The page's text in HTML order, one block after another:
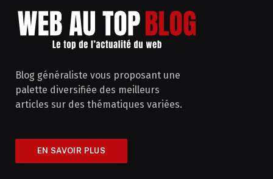
Blog généraliste vous proposant une
palette diversifiée des meilleurs
articles sur des thématiques variées.
EN SAVOIR PLUS